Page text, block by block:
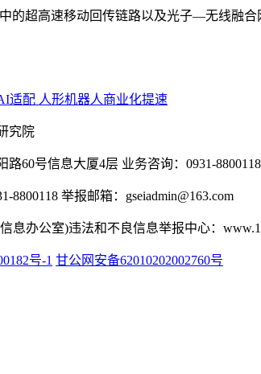
超高速移动回传链路以及光子—无线融合
适配 人形机器人商业化提速
究院
60号信息大厦4层 业务咨询：0931-8800118
8800118 举报邮箱：gseiadmin@163.com
息办公室)违法和不良信息举报中心：
号-1 甘公网安备62010202002760号